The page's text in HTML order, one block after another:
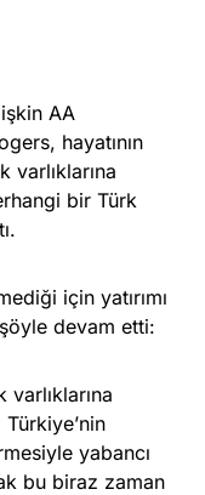
AA
hayatının
varlıklarına
bir Türk
için yatırımı
devam etti:
yabancı
bu biraz zaman